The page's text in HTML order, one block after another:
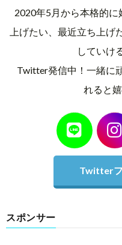
2020年5月から本格的に
上げたい、最近立ち上
していけ
Twitter発信中！一緒に
れると
Twitterフ
スポンサー